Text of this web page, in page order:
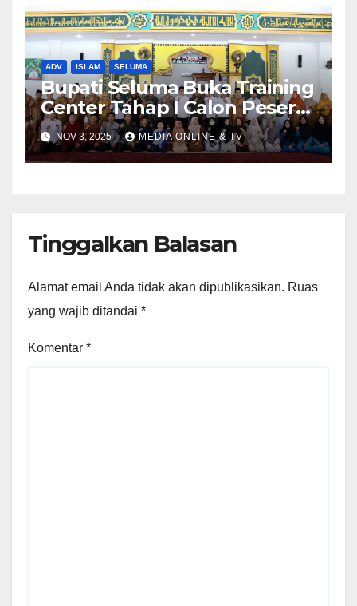
Kota Tais
ADV ISLAM SELUMA
Bupati Seluma Buka Training
Center Tahap I Calon Peserta
MTQ Kabupaten Seluma
NOV 3, 2025 MEDIA ONLINE & TV
Tinggalkan Balasan
Alamat email Anda tidak akan dipublikasikan. Ruas
yang wajib ditandai *
Komentar *